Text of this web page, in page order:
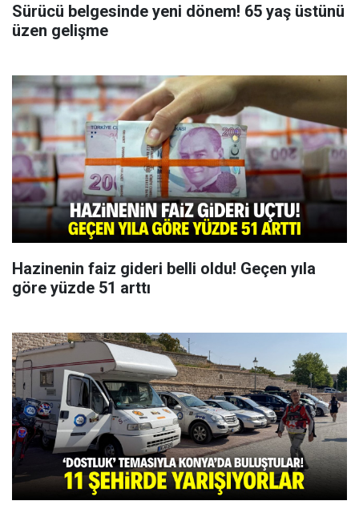
Sürücü belgesinde yeni dönem! 65 yaş üstünü
üzen gelişme
Hazinenin faiz gideri belli oldu! Geçen yıla
göre yüzde 51 arttı